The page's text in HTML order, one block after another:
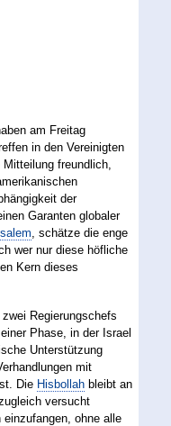
am Freitag
in den Vereinigten
freundlich,
der
Garanten globaler
, schätze die enge
wer nur diese höfliche
Kern dieses
Regierungschefs
Phase, in der Israel
Unterstützung
mit
Die Hisbollah bleibt an
versucht
ohne alle